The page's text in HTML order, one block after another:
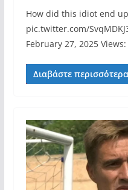
How did this idiot end
pic.twitter.com/
February 27, 2025 Views:
Διαβάστε περισσότερα